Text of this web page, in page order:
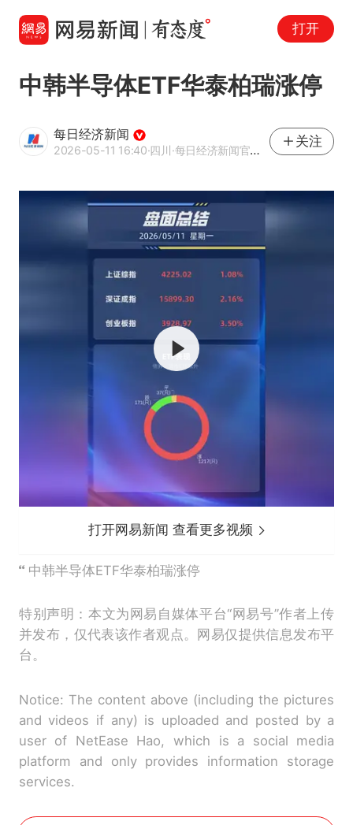
打开
中韩半导体ETF华泰柏瑞涨停
每日经济新闻
2026-05-11 16:40·四川·每日经济新闻官方网易号
关注
打开网易新闻 查看更多视频
中韩半导体ETF华泰柏瑞涨停
特别声明：本文为网易自媒体平台“网易号”作者上传
并发布，仅代表该作者观点。网易仅提供信息发布平
台。
Notice: The content above (including the pictures
and videos if any) is uploaded and posted by a
user of NetEase Hao, which is a social media
platform and only provides information storage
services.